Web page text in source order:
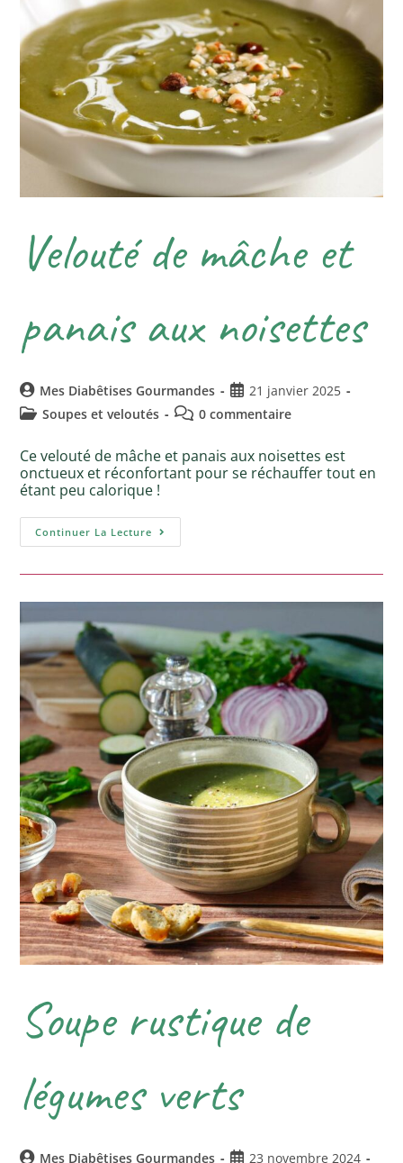
Velouté de mâche et
panais aux noisettes
Mes Diabêtises Gourmandes
21 janvier 2025
Soupes et veloutés
0 commentaire
Ce velouté de mâche et panais aux noisettes est
onctueux et réconfortant pour se réchauffer tout en
étant peu calorique !
Continuer La Lecture
Soupe rustique de
légumes verts
Mes Diabêtises Gourmandes 23 novembre 2024